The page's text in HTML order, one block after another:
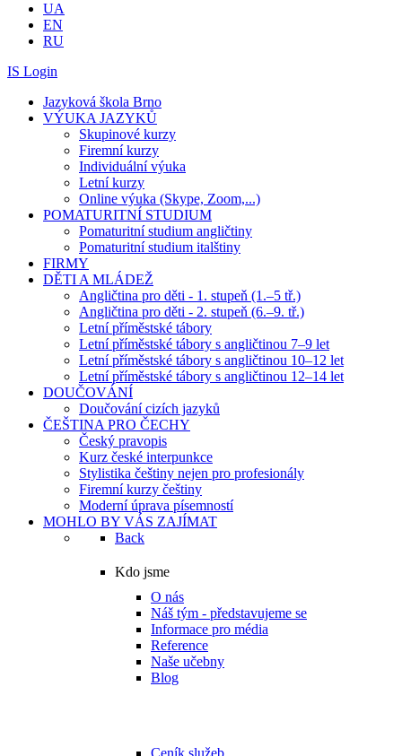
UA
EN
RU
IS Login
Jazyková škola Brno
VÝUKA JAZYKŮ
Skupinové kurzy
Firemní kurzy
Individuální výuka
Letní kurzy
Online výuka (Skype, Zoom,...)
POMATURITNÍ STUDIUM
Pomaturitní studium angličtiny
Pomaturitní studium italštiny
FIRMY
DĚTI A MLÁDEŽ
Angličtina pro děti - 1. stupeň (1.–5 tř.)
Angličtina pro děti - 2. stupeň (6.–9. tř.)
Letní příměstské tábory
Letní příměstské tábory s angličtinou 7–9 let
Letní příměstské tábory s angličtinou 10–12 let
Letní příměstské tábory s angličtinou 12–14 let
DOUČOVÁNÍ
Doučování cizích jazyků
ČEŠTINA PRO ČECHY
Český pravopis
Kurz české interpunkce
Stylistika češtiny nejen pro profesionály
Firemní kurzy češtiny
Moderní úprava písemností
MOHLO BY VÁS ZAJÍMAT
Back
Kdo jsme
O nás
Náš tým - představujeme se
Informace pro média
Reference
Naše učebny
Blog
Ceník služeb